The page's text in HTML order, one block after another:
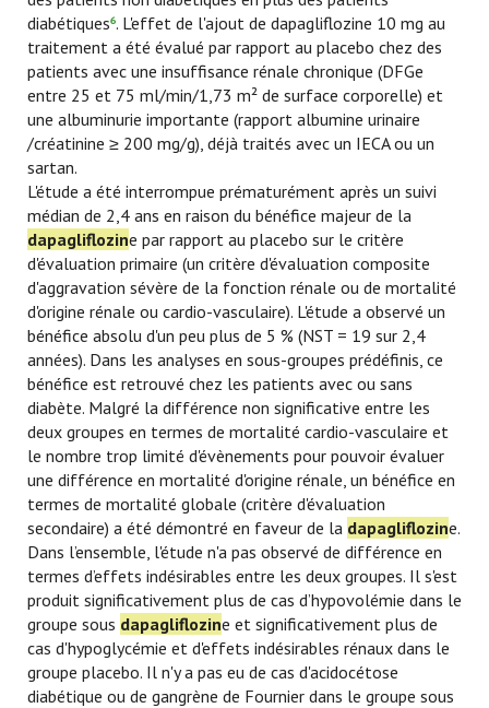
diabétiques6. L'effet de l'ajout de dapagliflozine 10 mg au
traitement a été évalué par rapport au placebo chez des
patients avec une insuffisance rénale chronique (DFGe
entre 25 et 75 ml/min/1,73 m² de surface corporelle) et
une albuminurie importante (rapport albumine urinaire
/créatinine ≥ 200 mg/g), déjà traités avec un IECA ou un
sartan.
L'étude a été interrompue prématurément après un suivi
médian de 2,4 ans en raison du bénéfice majeur de la
dapagliflozine par rapport au placebo sur le critère
d'évaluation primaire (un critère d'évaluation composite
d'aggravation sévère de la fonction rénale ou de mortalité
d'origine rénale ou cardio-vasculaire). L'étude a observé un
bénéfice absolu d'un peu plus de 5 % (NST = 19 sur 2,4
années). Dans les analyses en sous-groupes prédéfinis, ce
bénéfice est retrouvé chez les patients avec ou sans
diabète. Malgré la différence non significative entre les
deux groupes en termes de mortalité cardio-vasculaire et
le nombre trop limité d'évènements pour pouvoir évaluer
une différence en mortalité d'origine rénale, un bénéfice en
termes de mortalité globale (critère d'évaluation
secondaire) a été démontré en faveur de la dapagliflozine.
Dans l’ensemble, l'étude n'a pas observé de différence en
termes d’effets indésirables entre les deux groupes. Il s'est
produit significativement plus de cas d’hypovolémie dans le
groupe sous dapagliflozine et significativement plus de
cas d'hypoglycémie et d'effets indésirables rénaux dans le
groupe placebo. Il n'y a pas eu de cas d'acidocétose
diabétique ou de gangrène de Fournier dans le groupe sous